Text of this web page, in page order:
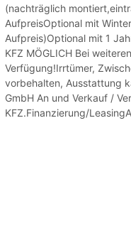
(nachträglich
AufpreisOptional mit
Aufpreis)Optional mit 1
KFZ MÖGLICH Bei
Verfügung!Irrtümer,
vorbehalten, Ausstattung
GmbH An und Verkauf /
KFZ.Finanzierung/